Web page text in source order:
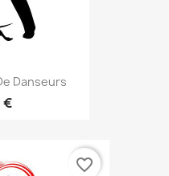
Danseurs
€
favorite_border